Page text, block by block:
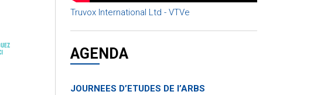
Truvox International Ltd - VTVe
AGENDA
JOURNEES D’ETUDES DE l’ARBS